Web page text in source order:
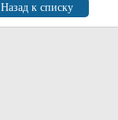
Назад к списку